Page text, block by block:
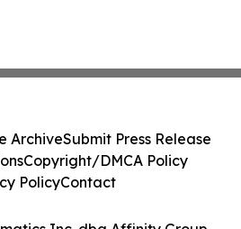
ArchiveSubmit Press Release
Copyright/DMCA Policy
PolicyContact